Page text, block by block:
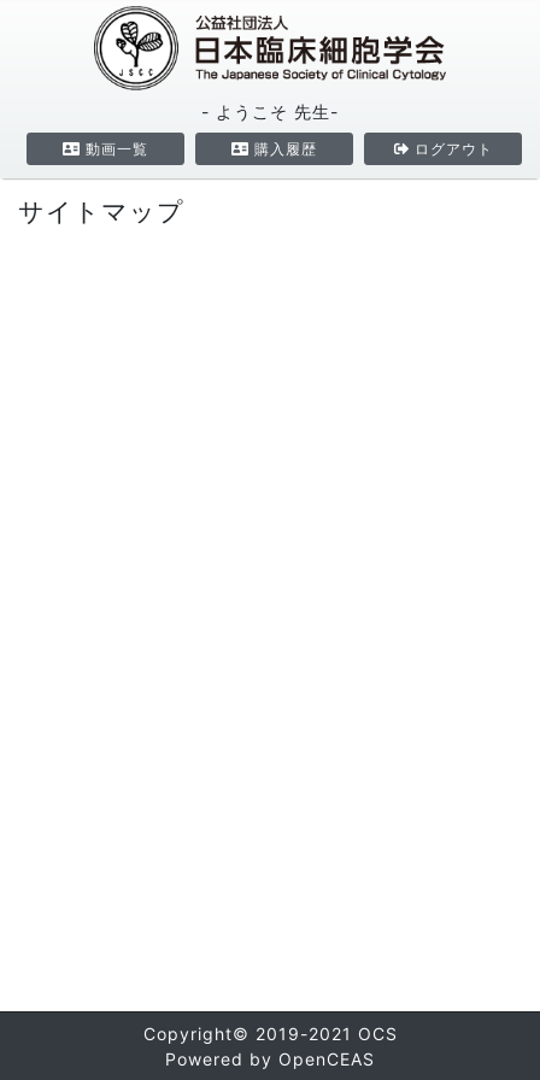
- ようこそ 先生-
動画一覧 購入履歴 ログアウト
サイトマップ
Copyright© 2019-2021 OCS
Powered by OpenCEAS